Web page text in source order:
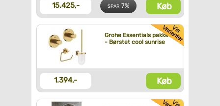
15.425,- SPAR 7% Køb
Grohe Essentials pakke
- Børstet cool sunrise
1.394,- Køb